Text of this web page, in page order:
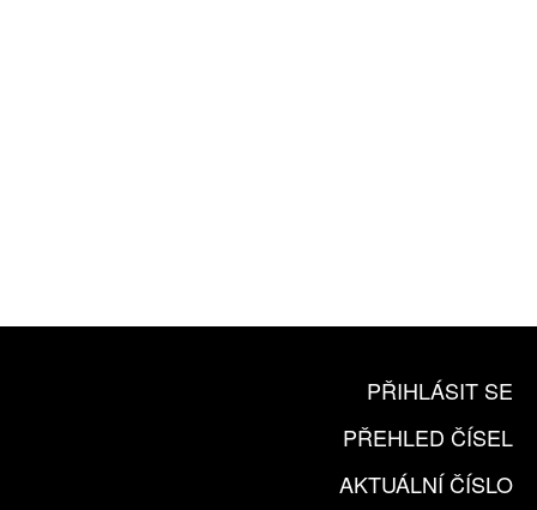
PŘIHLÁSIT SE
PŘEHLED ČÍSEL
AKTUÁLNÍ ČÍSLO